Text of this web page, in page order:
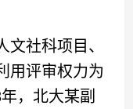
社科项目、
用评审权力为
，北大某副